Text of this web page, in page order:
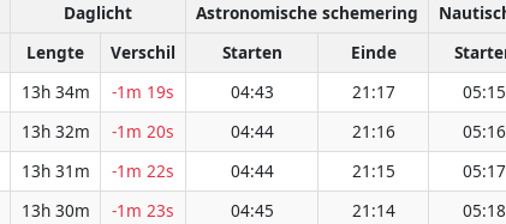
Daglicht Astronomische schemering
Lengte Verschil Starten Einde
13h 34m -1m 19s 04:43 21:17 05:15
13h 32m -1m 20s 04:44 21:16 05:16
13h 31m -1m 22s 04:44 21:15 05:17
13h 30m -1m 23s 04:45 21:14 05:18